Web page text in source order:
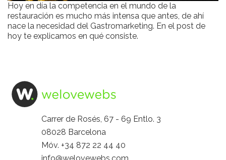
Hoy en día la competencia en el mundo de la
restauración es mucho más intensa que antes, de ahí
nace la necesidad del Gastromarketing. En el post de
hoy te explicamos en qué consiste.
Carrer de Rosés, 67 - 69 Entlo. 3
08028 Barcelona
Móv.+34 872 22 44 40